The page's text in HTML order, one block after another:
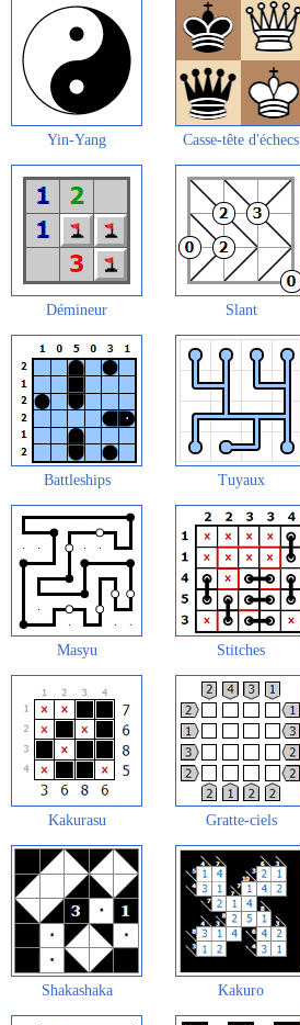
Yin-Yang Casse-tête d'échecs
Démineur Slant
Battleships Tuyaux
Masyu Stitches
Kakurasu Gratte-ciels
Shakashaka Kakuro